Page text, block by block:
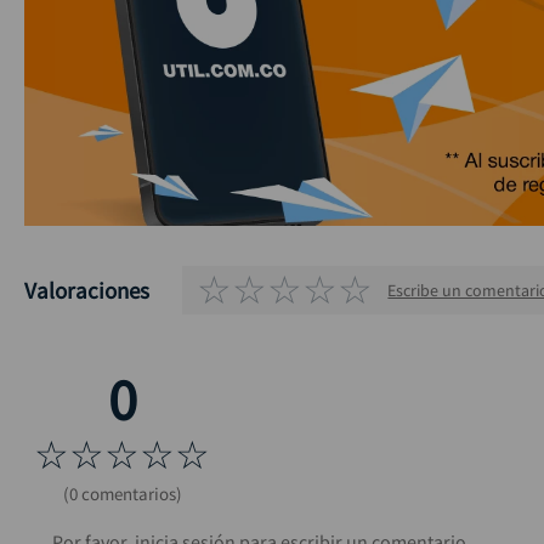
Valoraciones ☆☆☆☆☆ Escribe un
☆☆☆☆☆
(0 comentarios)